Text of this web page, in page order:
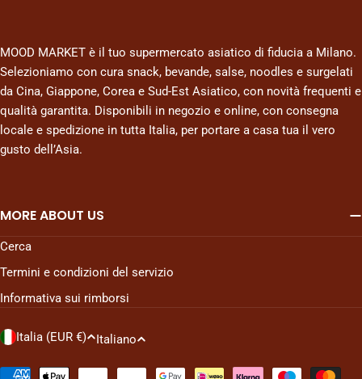
MOOD MARKET è il tuo supermercato asiatico di fiducia a Milano.
Selezioniamo con cura snack, bevande, salse, noodles e surgelati
da Cina, Giappone, Corea e Sud-Est Asiatico, con novità frequenti e
qualità garantita. Disponibili in negozio e online, con consegna
locale e spedizione in tutta Italia, per portare a casa tua il vero
gusto dell’Asia.
MORE ABOUT US
Cerca
Termini e condizioni del servizio
Informativa sui rimborsi
P
Italia (EUR €)
L
Italiano
Metodi